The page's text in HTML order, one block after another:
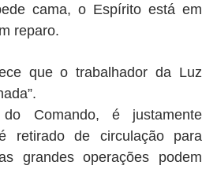
cama, o Espírito está em
reparo.
que o trabalhador da Luz
Comando, é justamente
retirado de circulação para
grandes operações podem